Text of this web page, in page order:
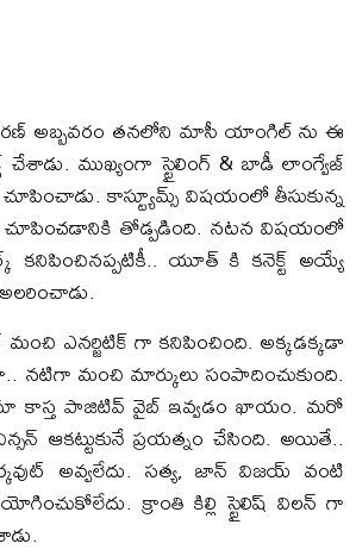
అబ్బవరం తనలోని మాసీ యాంగిల్ ను ఈ
ముఖ్యంగా స్టైలింగ్ & బాడీ లాంగ్వేజ్
కాస్ట్యూమ్స్ విషయంలో తీసుకున్న
చూపించడానికి తోడ్పడింది. నటన విషయంలో
కనిపించినప్పటికీ.. యూత్ కి కనెక్ట్ అయ్యే
మంచి ఎనర్జిటిక్ గా కనిపించింది. అక్కడక్కడా
మంచి మార్కులు సంపాదించుకుంది.
కాస్త పాజిటివ్ వైబ్ ఇవ్వడం ఖాయం. మరో
ఆకట్టుకునే ప్రయత్నం చేసింది. అయితే..
అవ్వలేదు. సత్య, జాన్ విజయ్ వంటి
క్రాంతి కిల్లి స్టైలిష్ విలన్ గా